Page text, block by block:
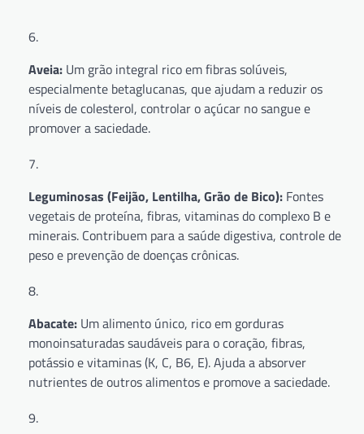
Aveia: Um grão integral rico em fibras solúveis,
especialmente betaglucanas, que ajudam a reduzir os
níveis de colesterol, controlar o açúcar no sangue e
promover a saciedade.
Leguminosas (Feijão, Lentilha, Grão de Bico): Fontes
vegetais de proteína, fibras, vitaminas do complexo B e
minerais. Contribuem para a saúde digestiva, controle de
peso e prevenção de doenças crônicas.
Abacate: Um alimento único, rico em gorduras
monoinsaturadas saudáveis para o coração, fibras,
potássio e vitaminas (K, C, B6, E). Ajuda a absorver
nutrientes de outros alimentos e promove a saciedade.